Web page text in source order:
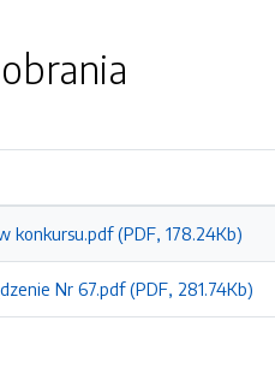
konkursu.pdf (PDF, 178.24Kb)
Nr 67.pdf (PDF, 281.74Kb)